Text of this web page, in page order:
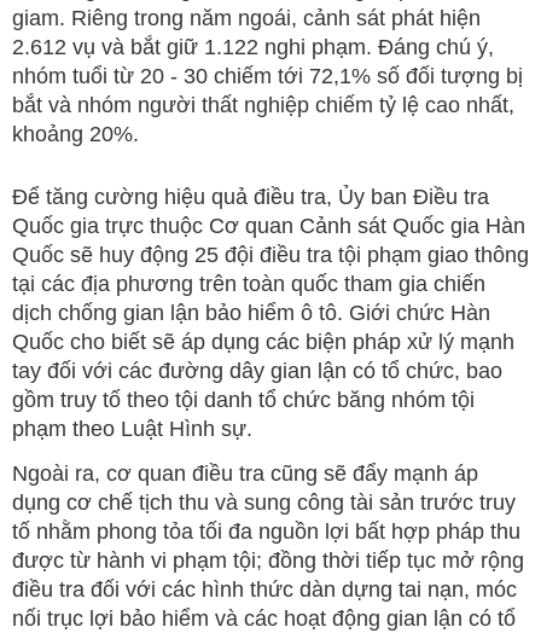
giam. Riêng trong năm ngoái, cảnh sát phát hiện
2.612 vụ và bắt giữ 1.122 nghi phạm. Đáng chú ý,
nhóm tuổi từ 20 - 30 chiếm tới 72,1% số đối tượng bị
bắt và nhóm người thất nghiệp chiếm tỷ lệ cao nhất,
khoảng 20%.
Để tăng cường hiệu quả điều tra, Ủy ban Điều tra
Quốc gia trực thuộc Cơ quan Cảnh sát Quốc gia Hàn
Quốc sẽ huy động 25 đội điều tra tội phạm giao thông
tại các địa phương trên toàn quốc tham gia chiến
dịch chống gian lận bảo hiểm ô tô. Giới chức Hàn
Quốc cho biết sẽ áp dụng các biện pháp xử lý mạnh
tay đối với các đường dây gian lận có tổ chức, bao
gồm truy tố theo tội danh tổ chức băng nhóm tội
phạm theo Luật Hình sự.
Ngoài ra, cơ quan điều tra cũng sẽ đẩy mạnh áp
dụng cơ chế tịch thu và sung công tài sản trước truy
tố nhằm phong tỏa tối đa nguồn lợi bất hợp pháp thu
được từ hành vi phạm tội; đồng thời tiếp tục mở rộng
điều tra đối với các hình thức dàn dựng tai nạn, móc
nối trục lợi bảo hiểm và các hoạt động gian lận có tổ